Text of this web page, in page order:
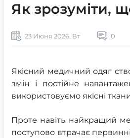
Як зрозуміти,
23 Июня 2026, Вт 0
Якісний медичний одяг
змін і постійне
використовуємо якісні
Проте навіть найкращий
поступово втрачає